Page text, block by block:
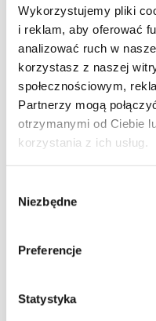
Wykorzystujemy pliki
i reklam, aby oferować
analizować ruch w
korzystasz z naszej
społecznościowym,
Partnerzy mogą
otrzymanymi od Ciebie
korzystania z ich usług.
zgody
Niezbędne
Preferencje
Statystyka
24h Le Mans –
wyścigu
30 lipca 2026
Pole Position w F1 – co
zdobywa i kto jest
22 lipca 2026
Jak zostać kierowcą
29 maja 2026